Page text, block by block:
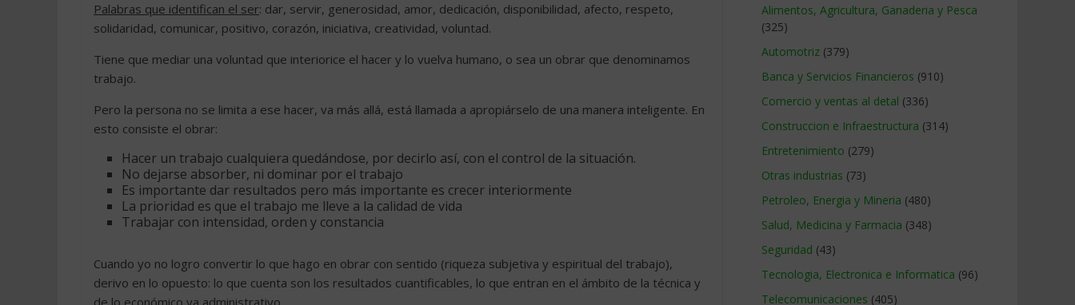
Palabras que identifican el ser: dar, servir, generosidad, amor, dedicación, disponibilidad, afecto, respeto,
solidaridad, comunicar, positivo, corazón, iniciativa, creatividad, voluntad.
Tiene que mediar una voluntad que interiorice el hacer y lo vuelva humano, o sea un obrar que denominamos
trabajo.
Pero la persona no se limita a ese hacer, va más allá, está llamada a apropiárselo de una manera inteligente. En
esto consiste el obrar:
Hacer un trabajo cualquiera quedándose, por decirlo así, con el control de la situación.
No dejarse absorber, ni dominar por el trabajo
Es importante dar resultados pero más importante es crecer interiormente
La prioridad es que el trabajo me lleve a la calidad de vida
Trabajar con intensidad, orden y constancia
Cuando yo no logro convertir lo que hago en obrar con sentido (riqueza subjetiva y espiritual del trabajo),
derivo en lo opuesto: lo que cuenta son los resultados cuantificables, lo que entran en el ámbito de la técnica y
de lo económico ya administrativo.
Alimentos, Agricultura, Ganaderia y Pesca
(325)
Automotriz (379)
Banca y Servicios Financieros (910)
Comercio y ventas al detal (336)
Construccion e Infraestructura (314)
Entretenimiento (279)
Otras industrias (73)
Petroleo, Energia y Mineria (480)
Salud, Medicina y Farmacia (348)
Seguridad (43)
Tecnologia, Electronica e Informatica (96)
Telecomunicaciones (405)